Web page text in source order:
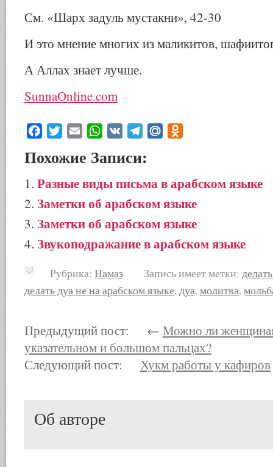
См. «Шарх задуль мустакни», 42-30
И это мнение многих из маликитов,
А Аллах знает лучше.
SunnaOnline.com
Facebook
Twitter Email WhatsApp
VK TelegramMail.Ru
Похожие Записи:
Разные виды письма в арабском языке
Заметки об арабском языке
Заметки об арабском языке
Звукоподражание в арабском языке
Рубрика: Намаз Запись имеет метки:
делать дуа не на арабском языке,дуа,молитва,
Предыдущий пост: ← Можно ли
указательном и большом пальцах?
Следующий пост: Хукм работы у кафиров
Об авторе